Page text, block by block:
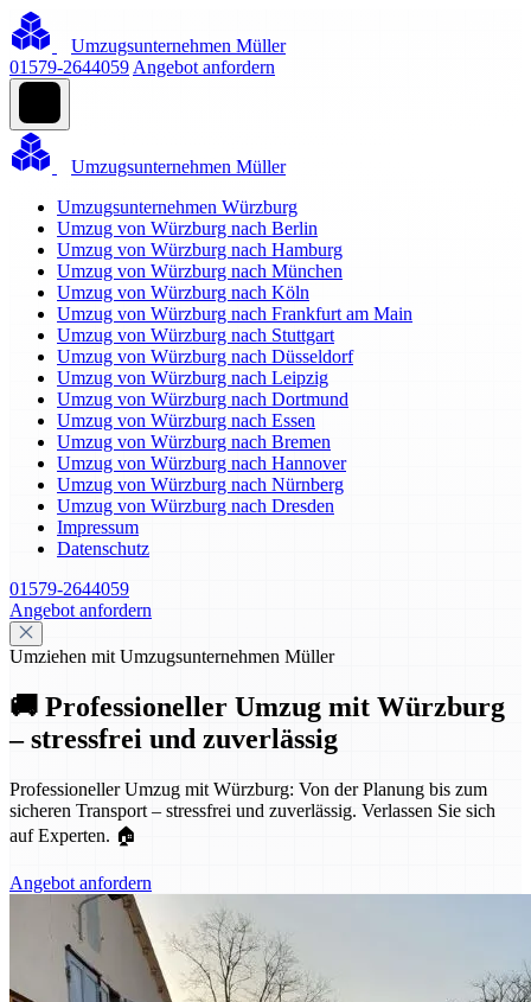
Umzugsunternehmen Müller
01579-2644059 Angebot anfordern
Umzugsunternehmen Müller
Umzugsunternehmen Würzburg
Umzug von Würzburg nach Berlin
Umzug von Würzburg nach Hamburg
Umzug von Würzburg nach München
Umzug von Würzburg nach Köln
Umzug von Würzburg nach Frankfurt am Main
Umzug von Würzburg nach Stuttgart
Umzug von Würzburg nach Düsseldorf
Umzug von Würzburg nach Leipzig
Umzug von Würzburg nach Dortmund
Umzug von Würzburg nach Essen
Umzug von Würzburg nach Bremen
Umzug von Würzburg nach Hannover
Umzug von Würzburg nach Nürnberg
Umzug von Würzburg nach Dresden
Impressum
Datenschutz
01579-2644059
Angebot anfordern
Umziehen mit Umzugsunternehmen Müller
🚚 Professioneller Umzug mit Würzburg
– stressfrei und zuverlässig
Professioneller Umzug mit Würzburg: Von der Planung bis zum
sicheren Transport – stressfrei und zuverlässig. Verlassen Sie sich
auf Experten. 🏠
Angebot anfordern